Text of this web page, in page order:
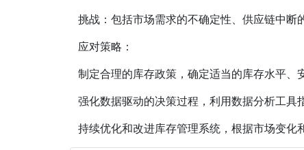
挑战：包括市场需求的不确定性、供应链中断
应对策略：
制定合理的库存政策，确定适当的库存水平、
强化数据驱动的决策过程，利用数据分析工具
持续优化和改进库存管理系统，根据市场变化